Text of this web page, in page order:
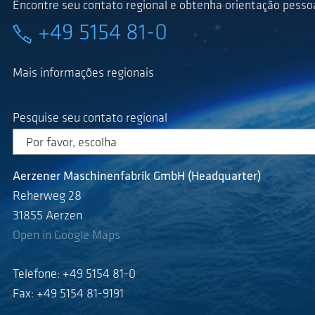
Encontre seu contato regional e obtenha orientação
+49 5154 81-0
Mais informações regionais
Pesquise seu contato regional
Aerzener Maschinenfabrik GmbH (Headquarter)
Reherweg 28
31855 Aerzen
Open in Google Maps
Telefone: +49 5154 81-0
Fax: +49 5154 81-9191